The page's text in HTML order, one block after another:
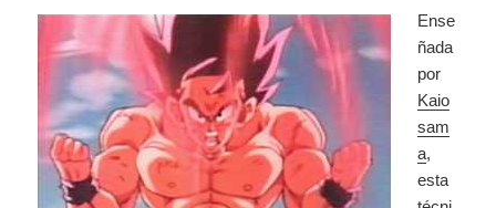
Ense
ñada
por
Kaio
sam
a,
esta